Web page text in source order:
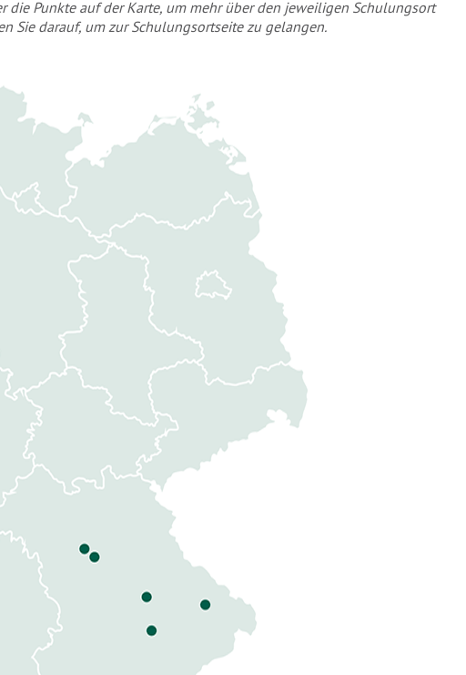
die Punkte auf der Karte, um mehr über den jeweiligen Schulungsort
Sie darauf, um zur Schulungsortseite zu gelangen.